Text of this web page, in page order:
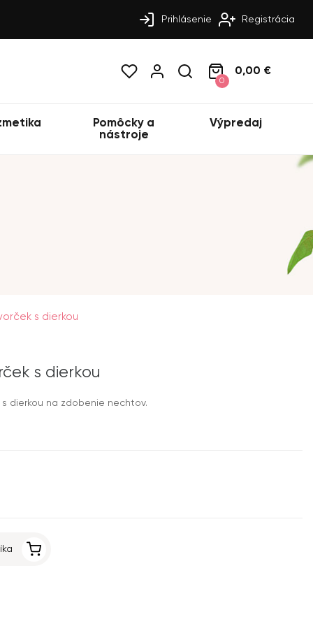
Prihlásenie Registrácia
0
0,00 €
Pomôcky a
nástroje
Výpredaj
s dierkou
s dierkou
dierkou na zdobenie nechtov.